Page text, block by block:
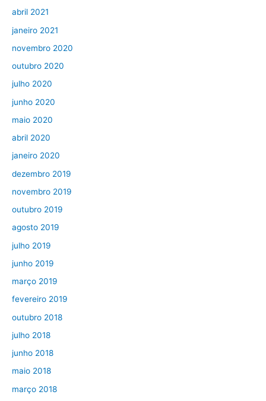
abril 2021
janeiro 2021
novembro 2020
outubro 2020
julho 2020
junho 2020
maio 2020
abril 2020
janeiro 2020
dezembro 2019
novembro 2019
outubro 2019
agosto 2019
julho 2019
junho 2019
março 2019
fevereiro 2019
outubro 2018
julho 2018
junho 2018
maio 2018
março 2018